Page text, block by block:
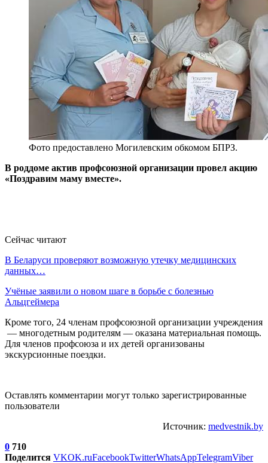
Фото предоставлено Могилевским обкомом БПРЗ.
В роддоме актив профсоюзной организации провел акцию
«Поздравим маму вместе».
Сейчас читают
В Беларуси проверяют возможную утечку медицинских
данных…
Учёные заявили о новом шаге в борьбе с болезнью
Альцгеймера
Кроме того, 24 членам профсоюзной организации учреждения
— многодетным родителям — оказана материальная помощь.
Для членов профсоюза и их детей организованы
экскурсионные поездки.
Оставлять комментарии могут только зарегистрированные
пользователи
Источник: medvestnik.by
0 710
Поделится VKOK.ruFacebookTwitterWhatsAppTelegramViber